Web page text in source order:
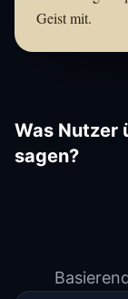
Geist mit.
Was Nutzer
sagen?